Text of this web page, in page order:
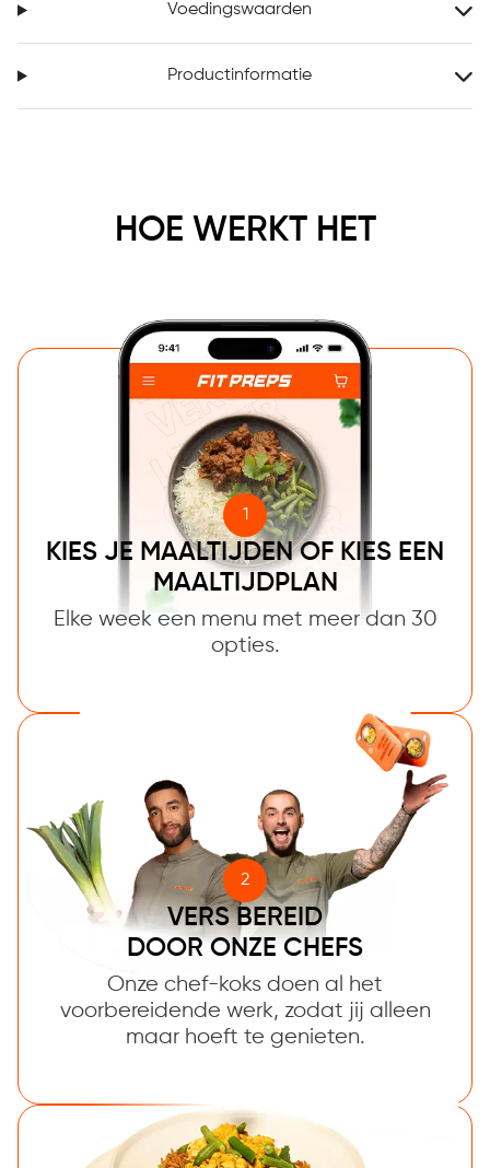
Voedingswaarden
Productinformatie
HOE WERKT HET
1
KIES JE MAALTIJDEN OF KIES EEN
MAALTIJDPLAN
Elke week een menu met meer dan 30
opties.
2
VERS BEREID
DOOR ONZE CHEFS
Onze chef-koks doen al het
voorbereidende werk, zodat jij alleen
maar hoeft te genieten.